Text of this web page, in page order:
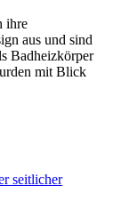
ihre
aus und sind
Badheizkörper
mit Blick